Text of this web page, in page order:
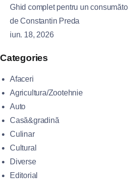
Ghid complet pentru un
de Constantin Preda
iun. 18, 2026
Categories
Afaceri
Agricultura/Zootehnie
Auto
Casă&gradină
Culinar
Cultural
Diverse
Editorial